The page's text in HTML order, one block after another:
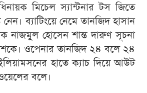
মিচেল স্যান্টনার টস জিতে
নেন। ব্যাটিংয়ে নেমে তানজিদ হাসান
নাজমুল হোসেন শান্ত দারুণ সূচনা
ওপেনার তানজিদ ২৪ বলে ২৪
হাতে ক্যাচ দিয়ে আউট
বলে।